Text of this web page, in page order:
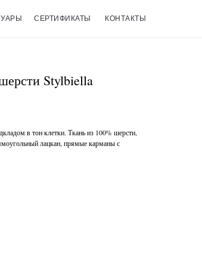
СЕРТИФИКАТЫ КОНТАКТЫ
Stylbiella
в тон клетки. Ткань из 100% шерсти,
лацкан, прямые карманы с